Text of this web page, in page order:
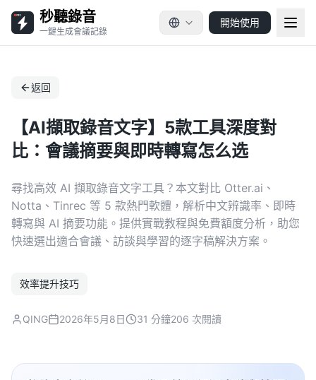
秒聽錄音
一鍵生成會議記錄
開始使用
返回
【AI擷取錄音文字】5款工具深度對
比：會議摘要與即時轉寫怎么选
尋找高效 AI 擷取錄音文字工具？本文對比 Otter.ai、
Notta、Tinrec 等 5 款熱門軟體，解析中文辨識率、即時
轉寫與 AI 摘要功能。提供實戰教程與免費額度分析，助您
快速選出適合會議、訪談與學習的逐字稿解決方案。
效率提升技巧
QING 2026年5月8日 31 分鐘206 次閱讀